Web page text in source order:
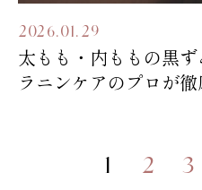
2026.01.29
太もも・内ももの黒
ラニンケアのプロが
1 2 3